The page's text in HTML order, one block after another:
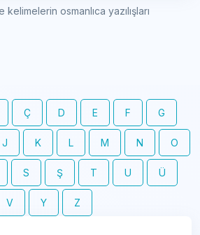
osmanlıca yazılışları
Ç D E F G
J K L M N O
S Ş T U Ü
V Y Z